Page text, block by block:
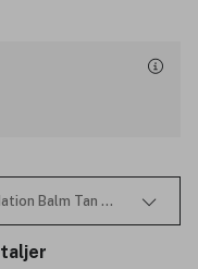
Balm Tan 078 10g